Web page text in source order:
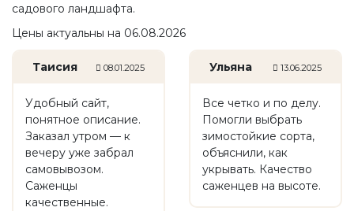
садового ландшафта.
Цены актуальны на 06.08.2026
Таисия 08.01.2025
Удобный сайт,
понятное описание.
Заказал утром — к
вечеру уже забрал
самовывозом.
Саженцы
качественные.
Ульяна 13.06.2025
Все четко и по делу.
Помогли выбрать
зимостойкие сорта,
объяснили, как
укрывать. Качество
саженцев на высоте.